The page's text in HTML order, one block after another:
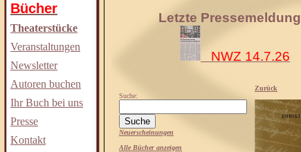
Bücher
Theaterstücke
Veranstaltungen
Newsletter
Autoren buchen
Ihr Buch bei uns
Presse
Kontakt
Letzte
NWZ 14.7.26
Suche:
Neuerscheinungen
Alle Bücher anzeigen
Zurück